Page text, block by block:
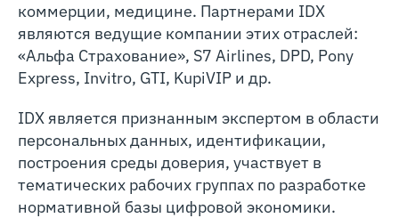
коммерции, медицине. Партнерами IDX
являются ведущие компании этих отраслей:
«Альфа Страхование», S7 Airlines, DPD, Pony
Express, Invitro, GTI, KupiVIP и др.
IDX является признанным экспертом в области
персональных данных, идентификации,
построения среды доверия, участвует в
тематических рабочих группах по разработке
нормативной базы цифровой экономики.